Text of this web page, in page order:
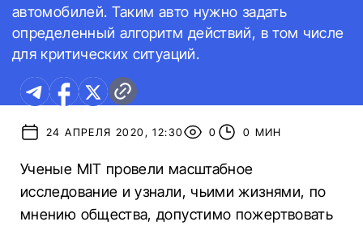
автомобилей. Таким авто нужно задать
определенный алгоритм действий, в том числе
для критических ситуаций.
24 АПРЕЛЯ 2020, 12:30 0 0 МИН
Ученые MIT провели масштабное
исследование и узнали, чьими жизнями, по
мнению общества, допустимо пожертвовать